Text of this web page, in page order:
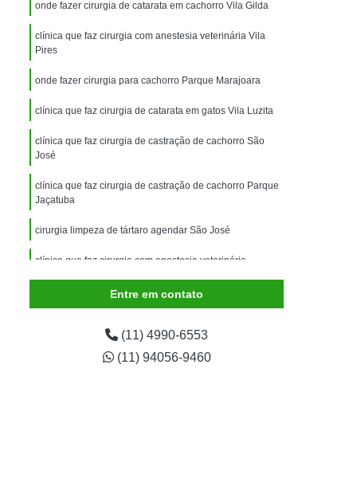
Exame de Eletrocardiograma Veterinário
Exame de Imagem para Animais
Exame de Radiologia para Animais
Exame de Sangue para Animais
Exame para Animais
Exame para Animais São Caetano
Animal
Internação de Animais
para Cachorro
Internação Veterinária São Caetano
Limpeza de Tártaro para Cães
São Caetano
onde fazer cirurgia de catarata em cachorro Vila Gilda
clínica que faz cirurgia com anestesia veterinária Vila
Pires
onde fazer cirurgia para cachorro Parque Marajoara
clínica que faz cirurgia de catarata em gatos Vila Luzita
clínica que faz cirurgia de castração de cachorro São
José
clínica que faz cirurgia de castração de cachorro Parque
Jaçatuba
cirurgia limpeza de tártaro agendar São José
clínica que faz cirurgia com anestesia veterinária
Entre em contato
(11) 4990-6553
(11) 94056-9460